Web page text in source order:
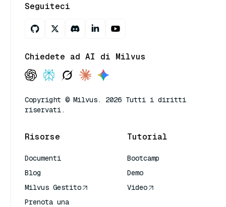
Seguiteci
Chiedete ad AI di Milvus
Copyright © Milvus. 2026 Tutti i diritti
riservati.
Risorse
Documenti
Blog
Milvus Gestito
Prenota una
Tutorial
Bootcamp
Demo
Video